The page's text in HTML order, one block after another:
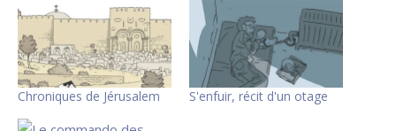
Chroniques de Jérusalem S'enfuir, récit d'un otage